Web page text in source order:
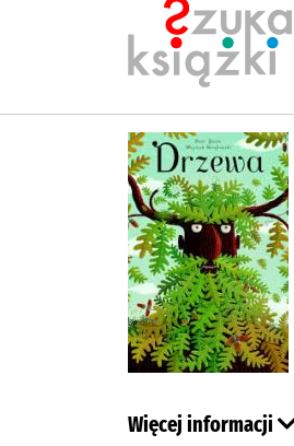
Więcej informacji